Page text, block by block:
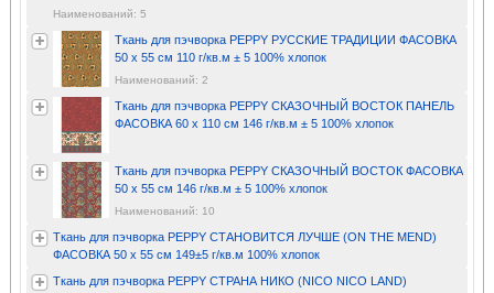
Наименований: 5
Ткань для пэчворка PEPPY РУССКИЕ ТРАДИЦИИ ФАСОВКА
50 x 55 см 110 г/кв.м ± 5 100% хлопок
Наименований: 2
Ткань для пэчворка PEPPY СКАЗОЧНЫЙ ВОСТОК ПАНЕЛЬ
ФАСОВКА 60 x 110 см 146 г/кв.м ± 5 100% хлопок
Ткань для пэчворка PEPPY СКАЗОЧНЫЙ ВОСТОК ФАСОВКА
50 x 55 см 146 г/кв.м ± 5 100% хлопок
Наименований: 10
Ткань для пэчворка PEPPY СТАНОВИТСЯ ЛУЧШЕ (ON THE MEND)
ФАСОВКА 50 x 55 см 149±5 г/кв.м 100% хлопок
Ткань для пэчворка PEPPY СТРАНА НИКО (NICO NICO LAND)